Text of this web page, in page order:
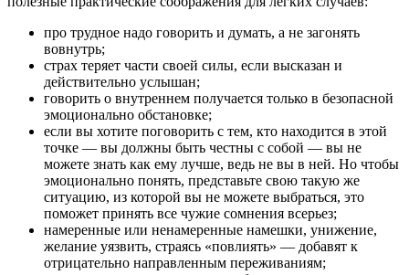
про трудное надо говорить и думать, а не загонять
вовнутрь;
страх теряет части своей силы, если высказан и
действительно услышан;
говорить о внутреннем получается только в безопасной
эмоционально обстановке;
если вы хотите поговорить с тем, кто находится в этой
точке — вы должны быть честны с собой — вы не
можете знать как ему лучше, ведь не вы в ней. Но чтобы
эмоционально понять, представьте свою такую же
ситуацию, из которой вы не можете выбраться, это
поможет принять все чужие сомнения всерьез;
намеренные или ненамеренные намешки, унижение,
желание уязвить, страясь «повлиять» — добавят к
отрицательно направленным переживаниям;